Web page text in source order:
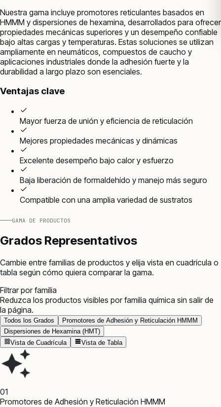
Nuestra gama incluye promotores reticulantes basados en
HMMM y dispersiones de hexamina, desarrollados para ofrecer
propiedades mecánicas superiores y un desempeño confiable
bajo altas cargas y temperaturas. Estas soluciones se utilizan
ampliamente en neumáticos, compuestos de caucho y
aplicaciones industriales donde la adhesión fuerte y la
durabilidad a largo plazo son esenciales.
Ventajas clave
Mayor fuerza de unión y eficiencia de reticulación
Mejores propiedades mecánicas y dinámicas
Excelente desempeño bajo calor y esfuerzo
Baja liberación de formaldehído y manejo más seguro
Compatible con una amplia variedad de sustratos
GAMA DE PRODUCTOS
Grados Representativos
Cambie entre familias de productos y elija vista en cuadrícula o
tabla según cómo quiera comparar la gama.
Filtrar por familia
Reduzca los productos visibles por familia química sin salir de
la página.
Todos los Grados
Promotores de Adhesión y Reticulación HMMM
Dispersiones de Hexamina (HMT)
Vista de Cuadrícula
Vista de Tabla
01
Promotores de Adhesión y Reticulación HMMM